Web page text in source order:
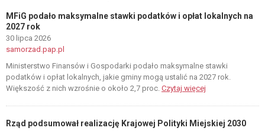
MFiG podało maksymalne stawki podatków i opłat lokalnych na
2027 rok
30 lipca 2026
samorzad.pap.pl
Ministerstwo Finansów i Gospodarki podało maksymalne stawki
podatków i opłat lokalnych, jakie gminy mogą ustalić na 2027 rok.
Większość z nich wzrośnie o około 2,7 proc. Czytaj więcej
Rząd podsumował realizację Krajowej Polityki Miejskiej 2030